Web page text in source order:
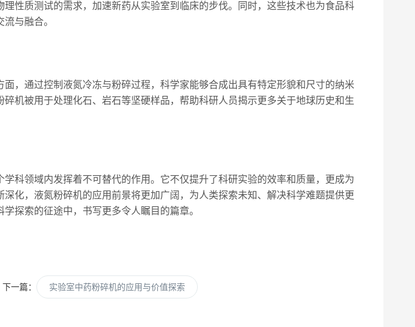
性质测试的需求，加速新药从实验室到临床的步伐。同时，这些技术也为食品科
与融合。
通过控制液氮冷冻与粉碎过程，科学家能够合成出具有特定形貌和尺寸的纳米
机被用于处理化石、岩石等坚硬样品，帮助科研人员揭示更多关于地球历史和生
领域内发挥着不可替代的作用。它不仅提升了科研实验的效率和质量，更成为
化，液氮粉碎机的应用前景将更加广阔，为人类探索未知、解决科学难题提供更
探索的征途中，书写更多令人瞩目的篇章。
下一篇： 实验室中药粉碎机的应用与价值探索